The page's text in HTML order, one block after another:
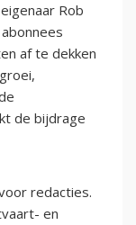
Rob
af te dekken
de bijdrage
redacties.
en